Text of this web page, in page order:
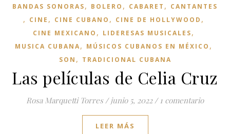
BANDAS SONORAS, BOLERO , CABARET , CANTANTES
, CINE , CINE CUBANO , CINE DE HOLLYWOOD ,
CINE MEXICANO , LIDERESAS MUSICALES,
MUSICA CUBANA, MÚSICOS CUBANOS EN MÉXICO ,
SON , TRADICIONAL CUBANA
Las películas de Celia Cruz
Rosa Marquetti Torres / junio 5, 2022 / 1 comentario
LEER MÁS